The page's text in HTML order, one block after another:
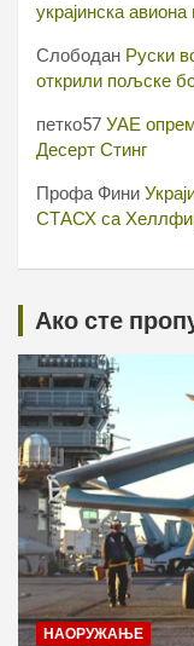
украјинска
Слободан Руски
открили пољске
петко57 УАЕ
Десерт Стинг
Профа Фини
СТАСХ са
Ако сте
НАОРУЖАЊЕ